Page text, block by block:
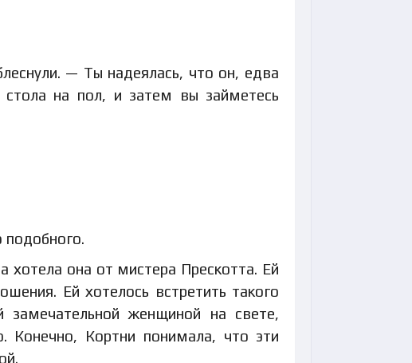
— Ты надеялась, что он, едва
стола на пол, и затем вы займетесь
подобного.
хотела она от мистера Прескотта. Ей
Ей хотелось встретить такого
женщиной на свете,
Конечно, Кортни понимала, что эти